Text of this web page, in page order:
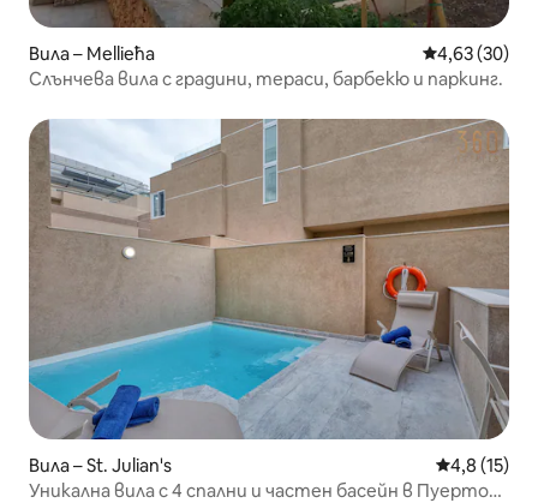
Вила – Mellieħa Средна
4,63 (30)
Слънчева вила с градини, тераси, барбекю и паркинг.
Вила – St. Julian's Средна
4,8 (15)
Уникална вила с 4 спални и частен басейн в Пуерто